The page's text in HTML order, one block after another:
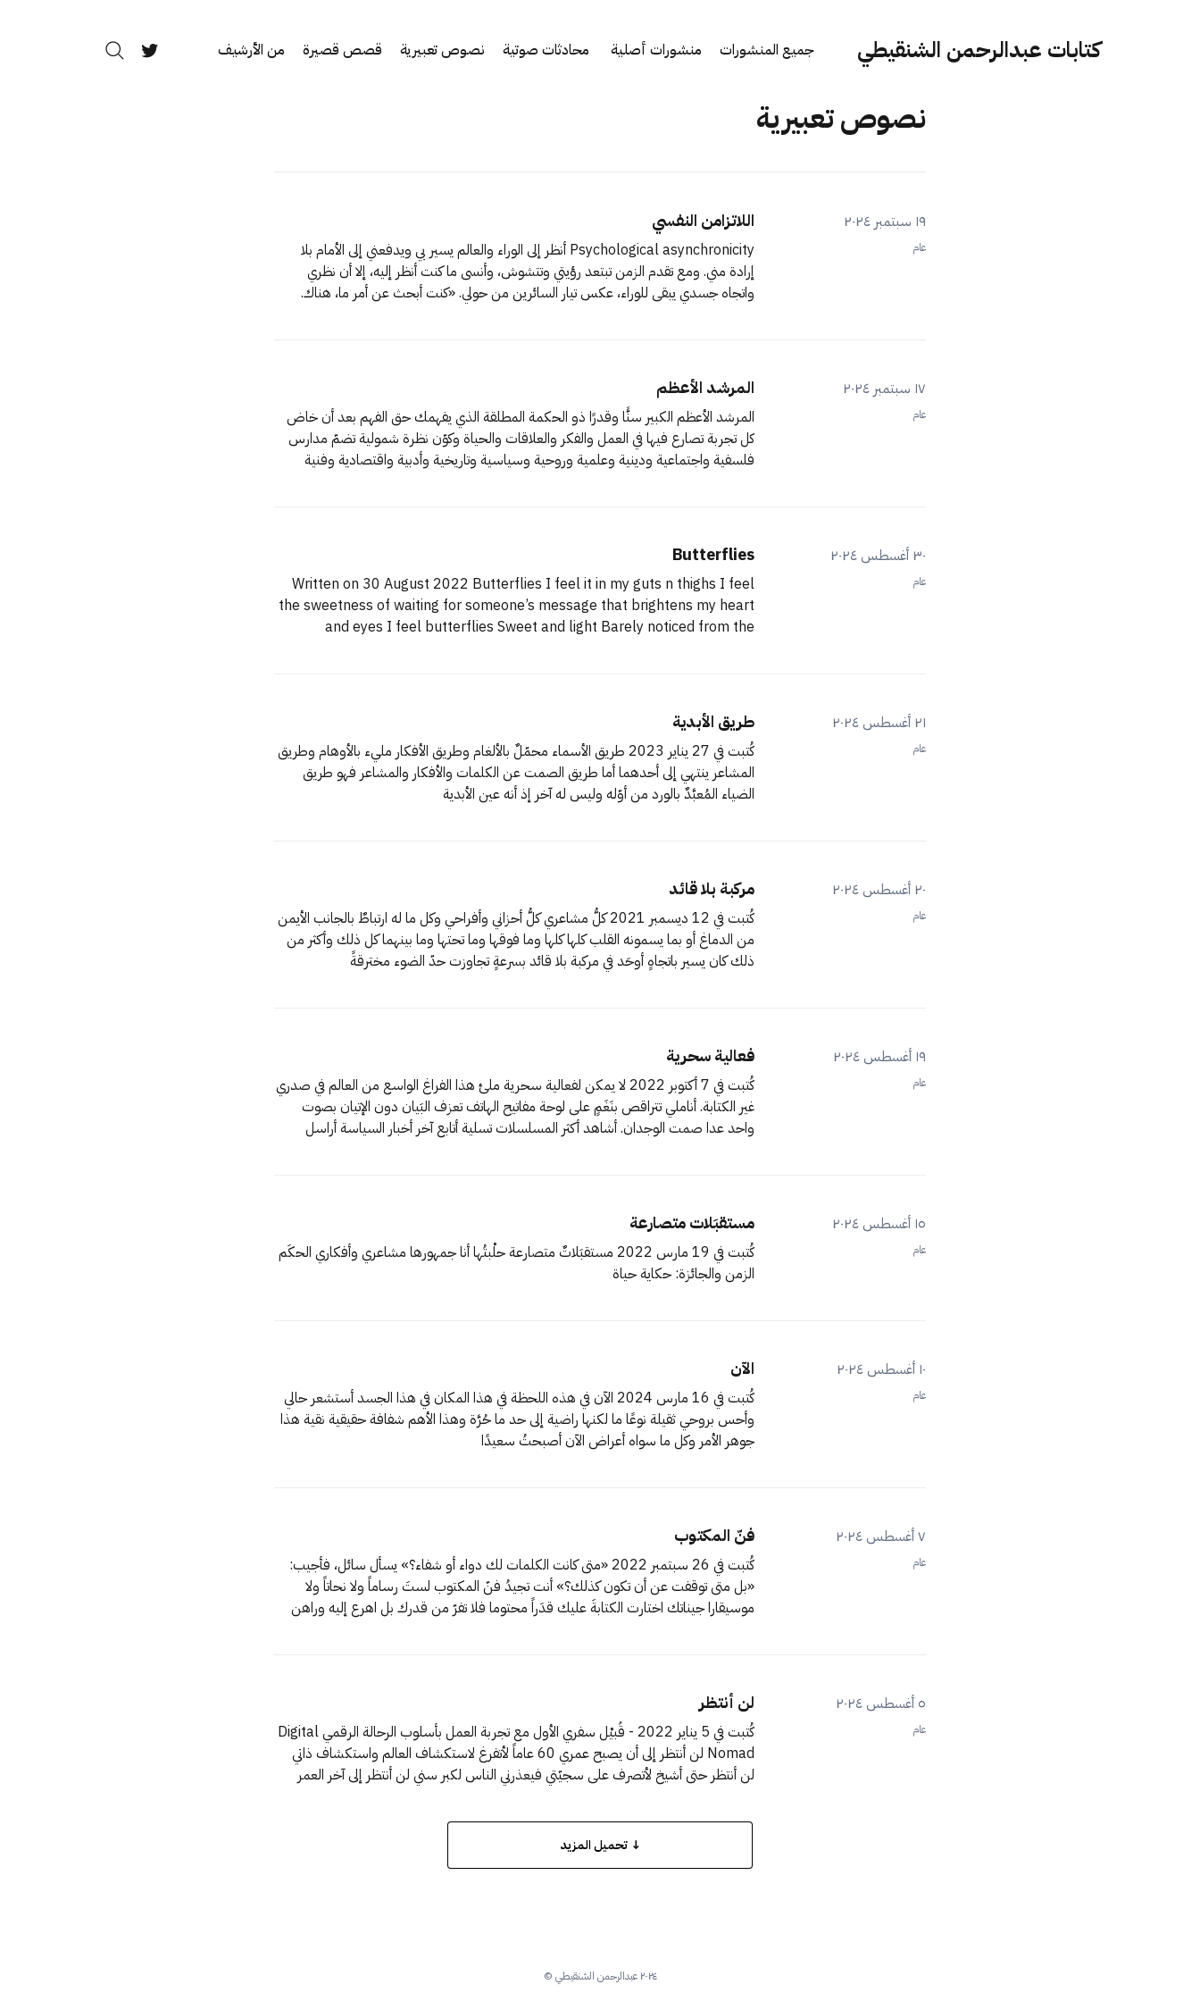
كتابات عبدالرحمن الشنقيطي جميع المنشورات منشورات أصلية محادثات صوتية نصوص تعبيرية قصص قصيرة من الأرشيف
نصوص تعبيرية
١٩ سبتمبر ٢٠٢٤
عام
اللاتزامن النفسي
Psychological asynchronicity أنظر إلى الوراء والعالم يسير بي ويدفعني إلى الأمام بلا
إرادة مني. ومع تقدم الزمن تبتعد رؤيتي وتتشوش، وأنسى ما كنت أنظر إليه، إلا أن نظري
واتجاه جسدي يبقى للوراء، عكس تيار السائرين من حولي. «كنت أبحث عن أمر ما، هناك.
١٧ سبتمبر ٢٠٢٤
عام
المرشد الأعظم
المرشد الأعظم الكبير سنًّا وقدرًا ذو الحكمة المطلقة الذي يفهمك حق الفهم بعد أن خاض
كل تجربة تصارع فيها في العمل والفكر والعلاقات والحياة وكوّن نظرة شمولية تضمّ مدارس
فلسفية واجتماعية ودينية وعلمية وروحية وسياسية وتاريخية وأدبية واقتصادية وفنية
٣٠ أغسطس ٢٠٢٤
عام
Butterflies
Written on 30 August 2022 Butterflies I feel it in my guts n thighs I feel
the sweetness of waiting for someone’s message that brightens my heart
and eyes I feel butterflies Sweet and light Barely noticed from the
٢١ أغسطس ٢٠٢٤
عام
طريق الأبدية
كُتبت في 27 يناير 2023 طريق الأسماء محمّلٌ بالألغام وطريق الأفكار مليء بالأوهام وطريق
المشاعر ينتهي إلى أحدهما أما طريق الصمت عن الكلمات والأفكار والمشاعر فهو طريق
الضياء المُعبَّدٌ بالورد من أوّله وليس له آخر إذ أنه عين الأبدية
٢٠ أغسطس ٢٠٢٤
عام
مركبة بلا قائد
كُتبت في 12 ديسمبر 2021 كلُّ مشاعري كلُّ أحزاني وأفراحي وكل ما له ارتباطٌ بالجانب الأيمن
من الدماغ أو بما يسمونه القلب كلها كلها وما فوقها وما تحتها وما بينهما كل ذلك وأكثر من
ذلك كان يسير باتجاهٍ أوحَد في مركبة بلا قائد بسرعةٍ تجاوزت حدّ الضوء مخترقةً
١٩ أغسطس ٢٠٢٤
عام
فعالية سحرية
كُتبت في 7 أكتوبر 2022 لا يمكن لفعالية سحرية ملئ هذا الفراغ الواسع من العالم في صدري
غير الكتابة. أناملي تتراقص بنَغَمٍ على لوحة مفاتيح الهاتف تعزف البَيان دون الإتيان بصوت
واحد عدا صمت الوجدان. أشاهد أكثر المسلسلات تسلية أتابع آخر أخبار السياسة أراسل
١٥ أغسطس ٢٠٢٤
عام
مستقبَلات متصارعة
كُتبت في 19 مارس 2022 مستقبَلاتٌ متصارعة حلْبتُها أنا جمهورها مشاعري وأفكاري الحكَم
الزمن والجائزة: حكاية حياة
١٠ أغسطس ٢٠٢٤
عام
الآن
كُتبت في 16 مارس 2024 الآن في هذه اللحظة في هذا المكان في هذا الجسد أستشعر حالي
وأحس بروحي ثقيلة نوعًا ما لكنها راضية إلى حد ما حُرَّة وهذا الأهم شفافة حقيقية نقية هذا
جوهر الأمر وكل ما سواه أعراض الآن أصبحتُ سعيدًا
٧ أغسطس ٢٠٢٤
عام
فنّ المكتوب
كُتبت في 26 سبتمبر 2022 «متى كانت الكلمات لك دواء أو شفاء؟» يسأل سائل، فأجيب:
«بل متى توقفت عن أن تكون كذلك؟» أنت تجيدُ فنّ المكتوب لستَ رساماً ولا نحاتاً ولا
موسيقارا جيناتك اختارت الكتابةَ عليك قدَراً محتوما فلا تفرّ من قدرك بل اهرع إليه وراهن
٥ أغسطس ٢٠٢٤
عام
لن أنتظر
كُتبت في 5 يناير 2022 - قُبيْل سفري الأول مع تجربة العمل بأسلوب الرحالة الرقمي Digital
Nomad لن أنتظر إلى أن يصبح عمري 60 عاماً لأتفرغ لاستكشاف العالم واستكشاف ذاتي
لن أنتظر حتى أشيخ لأتصرف على سجيّتي فيعذرني الناس لكبر سني لن أنتظر إلى آخر العمر
↓ تحميل المزيد
٢٠٢٤ عبدالرحمن الشنقيطي ©